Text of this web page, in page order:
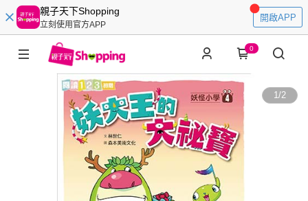
親子天下Shopping
立刻使用官方APP
開啟APP
0
1/2